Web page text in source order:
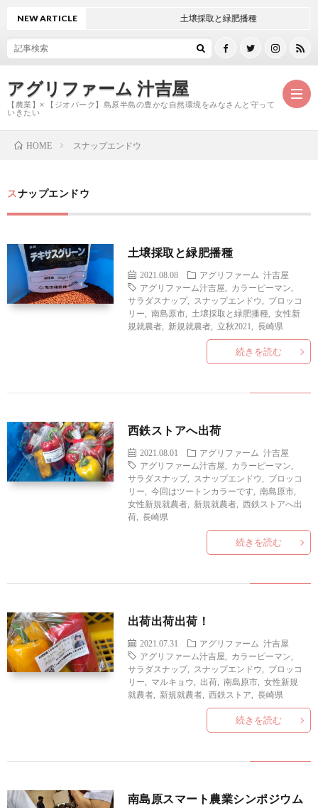
アグリファーム 汁吉屋
【農業】× 【ジオパーク】島原半島の豊かな自然環境をみなさんと守って
いきたい
合
NEW ARTICLE 土壌採取と緑肥播種
HOME スナップエンドウ
スナップエンドウ
土壌採取と緑肥播種
2021.08.08 アグリファーム
汁吉屋
アグリファーム汁吉屋
カラーピーマン
サラダスナップ, スナップエンドウ
ブロッコ
リー
南島原市, 土壌採取と緑肥播種, 女性新
規就農者, 新規就農者, 立秋2021 長崎県
続きを読む
西鉄ストアへ出荷
2021.08.01 アグリファーム
汁吉屋
アグリファーム汁吉屋
カラーピーマン
サラダスナップ, スナップエンドウ
ブロッコ
リー
今回はツートンカラーです 南島原市,
女性新規就農者, 新規就農者, 西鉄ストアへ出
荷, 長崎県
続きを読む
出荷出荷出荷！
2021.07.31 アグリファーム
汁吉屋
アグリファーム汁吉屋
カラーピーマン
サラダスナップ, スナップエンドウ
ブロッコ
リー
マルキョウ 出荷, 南島原市, 女性新規
就農者, 新規就農者, 西鉄ストア 長崎県
続きを読む
南島原スマート農業シンポジウム